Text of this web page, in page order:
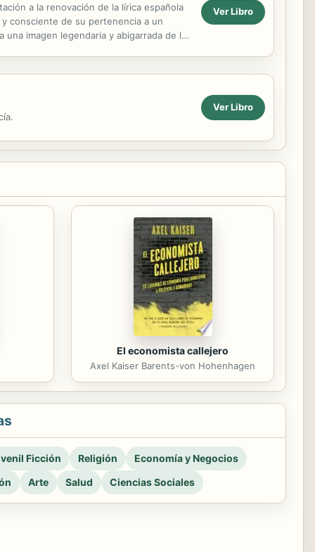
a la renovación de la lírica española
consciente de su pertenencia a un
imagen legendaria y abigarrada de la
Ver Libro
Ver Libro
El economista callejero
Axel Kaiser Barents-von Hohenhagen
Ficción Religión
Economía y Negocios
Arte Salud Ciencias Sociales